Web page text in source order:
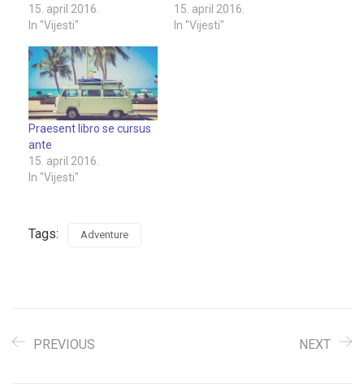
15. april 2016.
In "Vijesti"
15. april 2016.
In "Vijesti"
Praesent libro se cursus
ante
15. april 2016.
In "Vijesti"
Tags: Adventure
PREVIOUS NEXT